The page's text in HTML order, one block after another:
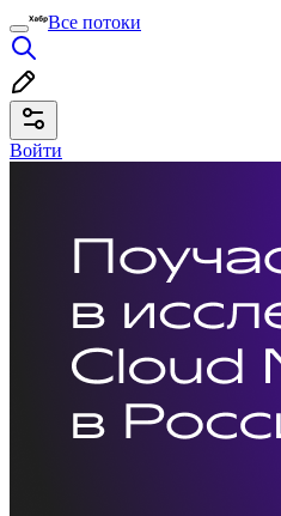
Все потоки
Войти